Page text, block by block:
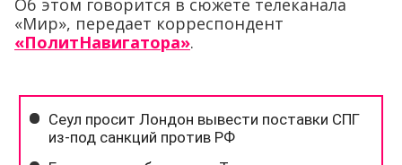
«Мир», передает корреспондент
«ПолитНавигатора».